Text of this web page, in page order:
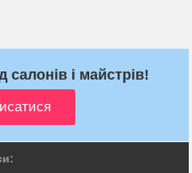
салонів і майстрів!